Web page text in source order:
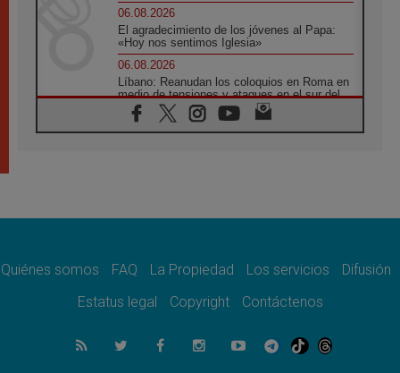
06.08.2026
El agradecimiento de los jóvenes al Papa:
«Hoy nos sentimos Iglesia»
06.08.2026
Líbano: Reanudan los coloquios en Roma en
medio de tensiones y ataques en el sur del
país
06.08.2026
noticia para todo el Uruguay
León XIV: La revolución del Evangelio
derriba los muros que separan
06.08.2026
La Iglesia en Ceuta: caridad y esperanza
Quiénes somos FAQ La Propiedad Los servicios
Difusión
Estatus legal
Copyright Contáctenos